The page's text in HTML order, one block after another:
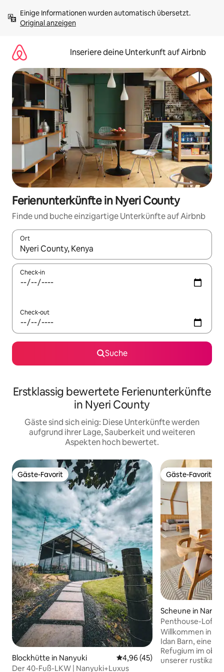
Inhalten
springenOriginal anzeigen
Inseriere deine Unterkunft auf Airbnb
Ferienunterkünfte in Nyeri County
Finde und buche einzigartige Unterkünfte auf Airbnb
Ort
Wenn Ergebnisse verfügbar sind, navigiere mit den
Check-in
Check-out
Suche
Erstklassig bewertete Ferienunterkünfte
in Nyeri County
Gäste sind sich einig: Diese Unterkünfte werden
aufgrund ihrer Lage, Sauberkeit und weiteren
Aspekten hoch bewertet.
Gäste-Favorit
Gäste-Favorit
Blockhütte in Nanyuki Durchschnittliche Bewertung:
4,96 (45)
Der 40-Fuß-LKW | Nanyuki+Luxus
Gäste-Favorit
Gäste-Favorit
Scheune in Naro
Penthouse-Loft
Zugang
Willkommen in
Idan Barn, einem
Refugium im
unserer rustikal-